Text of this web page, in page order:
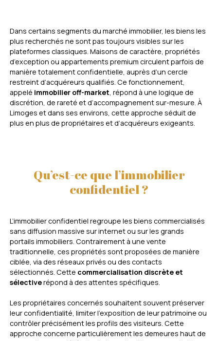
Dans certains segments du marché immobilier, les biens les
plus recherchés ne sont pas toujours visibles sur les
plateformes classiques. Maisons de caractère, propriétés
d’exception ou appartements premium circulent parfois de
manière totalement confidentielle, auprès d’un cercle
restreint d’acquéreurs qualifiés. Ce fonctionnement,
appelé immobilier off-market, répond à une logique de
discrétion, de rareté et d’accompagnement sur-mesure. À
Limoges et dans ses environs, cette approche séduit de
plus en plus de propriétaires et d’acquéreurs exigeants.
Qu’est-ce que l’immobilier
confidentiel ?
L’immobilier confidentiel regroupe les biens commercialisés
sans diffusion massive sur internet ou sur les grands
portails immobiliers. Contrairement à une vente
traditionnelle, ces propriétés sont proposées de manière
ciblée, via des réseaux privés ou des contacts
sélectionnés. Cette commercialisation discrète et
sélectiverépond à des attentes spécifiques.
Les propriétaires concernés souhaitent souvent préserver
leur confidentialité, limiter l’exposition de leur patrimoine ou
contrôler précisément les profils des visiteurs. Cette
approche concerne particulièrement les demeures haut de